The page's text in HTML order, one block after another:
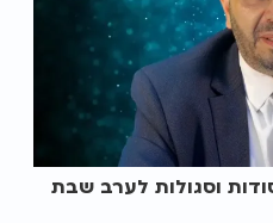
וסגולות לערב שבת